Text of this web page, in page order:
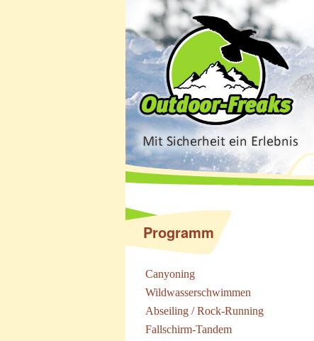
Programm
Canyoning
Wildwasserschwimmen
Abseiling / Rock-Running
Fallschirm-Tandem